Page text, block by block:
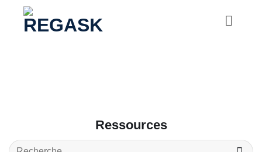
Passer
Ressources